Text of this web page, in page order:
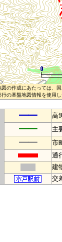
図の作成にあたっては、
行の基盤地図情報を使用
━━ 高
━━
主
━━
市
通
建
交